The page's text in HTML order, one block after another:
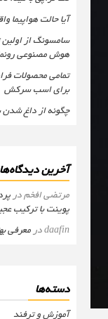
آیا حالت هواپیما
هوش مصنوعی
برای اسب سرکش
چگونه از داغ
آخرین دیدگاه‌ها
مرتضی افخمدر
پوینت با ترکیب عجیب 3+3
daafinدر معرفی بهترین
دسته‌ها
آموزش و ترفند